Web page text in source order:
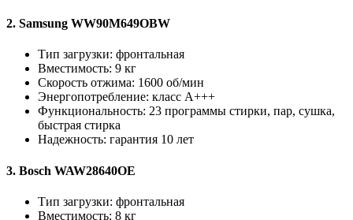
2. Samsung WW90M649OBW
Тип загрузки: фронтальная
Вместимость: 9 кг
Скорость отжима: 1600 об/мин
Энергопотребление: класс А+++
Функциональность: 23 программы стирки, пар, сушка,
быстрая стирка
Надежность: гарантия 10 лет
3. Bosch WAW28640OE
Тип загрузки: фронтальная
Вместимость: 8 кг